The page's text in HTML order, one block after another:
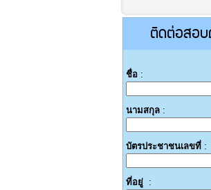
ติดต่อสอบ
ชื่อ:
นามสกุล:
บัตรประชาชนเลขที่:
ที่อยู่ :